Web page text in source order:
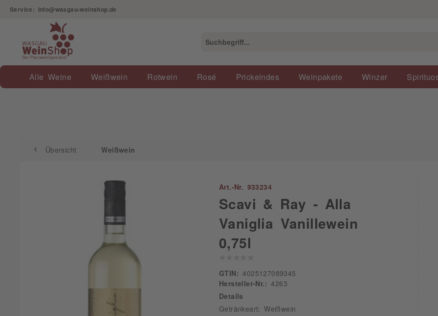
Service: info@wasgau-weinshop.de
Alle Weine Weißwein Rotwein Rosé Prickelndes Weinpakete Winzer
Übersicht Weißwein
Übersicht Weißwein
Art.-Nr. 933234
Scavi & Ray - Alla
Vaniglia Vanillewein
0,75l
GTIN:
4025127089345
Hersteller-Nr.:
4263
Details
Getränkeart: Weißwein